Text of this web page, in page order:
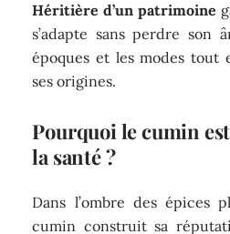
Héritière d’un patrimoine
s’adapte sans perdre son
époques et les modes tout
ses origines.
Pourquoi le cumin
la santé ?
Dans l’ombre des épices
cumin construit sa